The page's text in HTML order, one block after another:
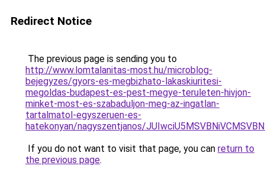
Redirect Notice
The previous page is sending you to
http://www.lomtalanitas-most.hu/microblog-
bejegyzes/gyors-es-megbizhato-lakaskiuritesi-
megoldas-budapest-es-pest-megye-teruleten-hivjon-
minket-most-es-szabaduljon-meg-az-ingatlan-
tartalmatol-egyszeruen-es-
hatekonyan/nagyszentjanos/
If you do not want to visit that page, you can return to
the previous page.